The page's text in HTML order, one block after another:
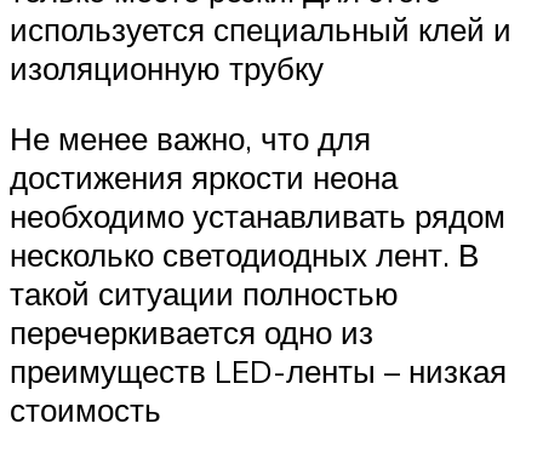
используется специальный клей и
изоляционную трубку
Не менее важно, что для
достижения яркости неона
необходимо устанавливать рядом
несколько светодиодных лент. В
такой ситуации полностью
перечеркивается одно из
преимуществ LED-ленты – низкая
стоимость